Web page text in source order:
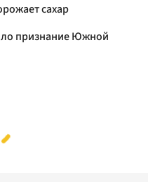
сахар
признание Южной